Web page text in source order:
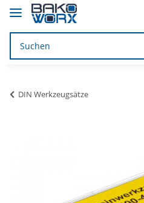
DIN Werkzeugsätze